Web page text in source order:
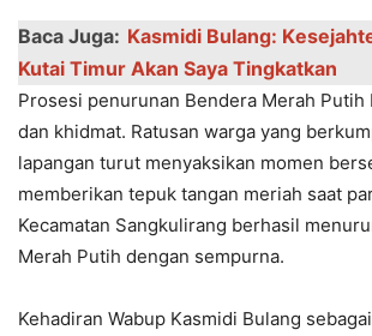
Baca Juga: Kasmidi Bulang:
Kutai Timur Akan Saya Tingkatkan
Prosesi penurunan Bendera Merah Putih
dan khidmat. Ratusan warga yang
lapangan turut menyaksikan momen
memberikan tepuk tangan meriah saat
Kecamatan Sangkulirang berhasil
Merah Putih dengan sempurna.
Kehadiran Wabup Kasmidi Bulang